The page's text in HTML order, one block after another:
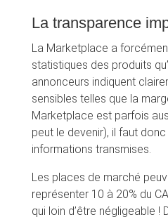
La transparence
La Marketplace a
statistiques des produits
annonceurs indiquent
sensibles telles que la
Marketplace est parfois
peut le devenir), il faut
informations transmises.
Les places de marché
représenter 10 à 20% du
qui loin d’être négligeable !